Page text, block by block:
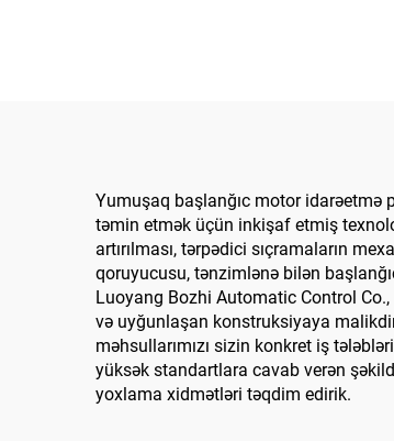
Yumuşaq başlanğıc motor idarəetmə
təmin etmək üçün inkişaf etmiş
artırılması, tərpədici sıçramaların
qoruyucusu, tənzimlənə bilən
Luoyang Bozhi Automatic Control
və uyğunlaşan konstruksiyaya
məhsullarımızı sizin konkret iş
yüksək standartlara cavab verən
yoxlama xidmətləri təqdim edirik.